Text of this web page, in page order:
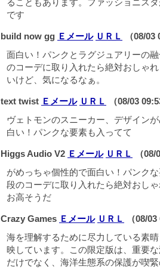
ることもあります。ファッショニス
です
build now gg Ｅメール ＵＲＬ
（08/
面白い！パンクとラグジュアリーの
のコーデに取り入れたら絶対おしゃ
いけど、気になるなぁ。
text twist Ｅメール ＵＲＬ
（08/03
ヴェトモンのスニーカー、デザイン
白い！パンクな要素も入ってて
Higgs Audio V2 Ｅメール ＵＲＬ
（
がめっちゃ個性的で面白い！パンク
段のコーデに取り入れたら絶対おし
お高そうだ
Crazy Games Ｅメール ＵＲＬ
（08/
海を理解するために尽力している素
映しています。この限定版は、重要
だけでなく、海洋生態系の保護が喫